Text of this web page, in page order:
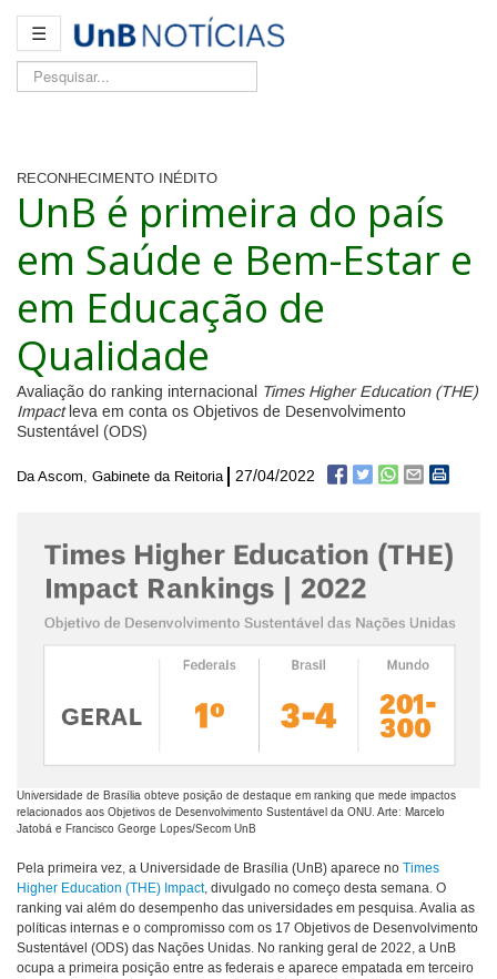
☰
Pesquisar...
RECONHECIMENTO INÉDITO
UnB é primeira do país
em Saúde e Bem-Estar e
em Educação de
Qualidade
Avaliação do ranking internacional Times Higher Education (THE)
Impactleva em conta os Objetivos de Desenvolvimento
Sustentável (ODS)
Da Ascom, Gabinete da Reitoria 27/04/2022
Universidade de Brasília obteve posição de destaque em ranking que mede impactos
relacionados aos Objetivos de Desenvolvimento Sustentável da ONU. Arte: Marcelo
Jatobá e Francisco George Lopes/Secom UnB
Pela primeira vez, a Universidade de Brasília (UnB) aparece no Times
Higher Education (THE) Impact, divulgado no começo desta semana. O
ranking vai além do desempenho das universidades em pesquisa. Avalia as
políticas internas e o compromisso com os 17 Objetivos de Desenvolvimento
Sustentável (ODS) das Nações Unidas. No ranking geral de 2022, a UnB
ocupa a primeira posição entre as federais e aparece empatada em terceiro